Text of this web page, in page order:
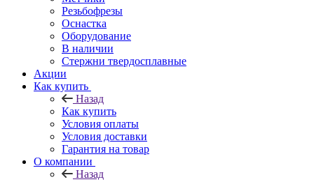
Резьбофрезы
Оснастка
Оборудование
В наличии
Стержни твердосплавные
Акции
Как купить
Назад
Как купить
Условия оплаты
Условия доставки
Гарантия на товар
О компании
Назад